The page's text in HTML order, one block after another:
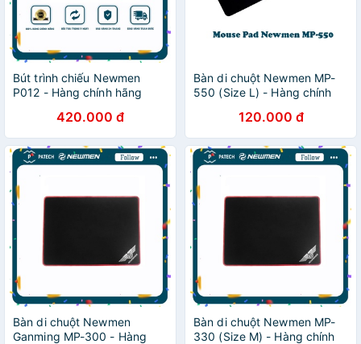
Bút trình chiếu Newmen
P012 - Hàng chính hãng
420.000 đ
Bàn di chuột Newmen MP-
550 (Size L) - Hàng chính
120.000 đ
Bàn di chuột Newmen
Ganming MP-300 - Hàng
Bàn di chuột Newmen MP-
330 (Size M) - Hàng chính